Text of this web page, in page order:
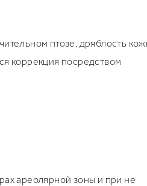
птозе, дряблость
коррекция посредством
ареолярной зоны и при не